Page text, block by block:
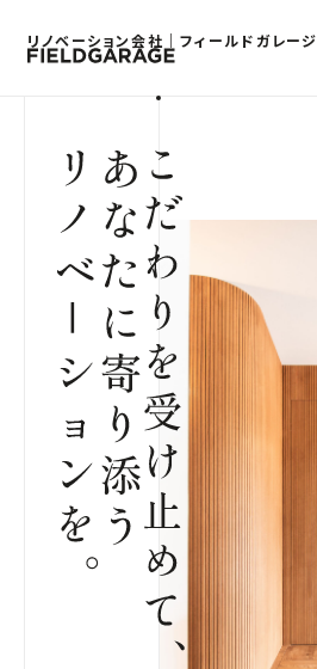
リノベーション会社｜フィールドガレージ